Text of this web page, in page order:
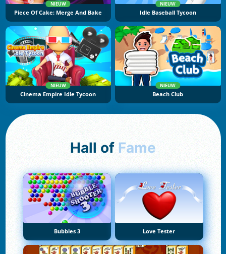
NIEUW
Piece Of Cake: Merge And Bake
NIEUW
Idle Baseball Tycoon
NIEUW
Cinema Empire Idle Tycoon
NIEUW
Beach Club
Hall of Fame
Bubbles 3 Love Tester